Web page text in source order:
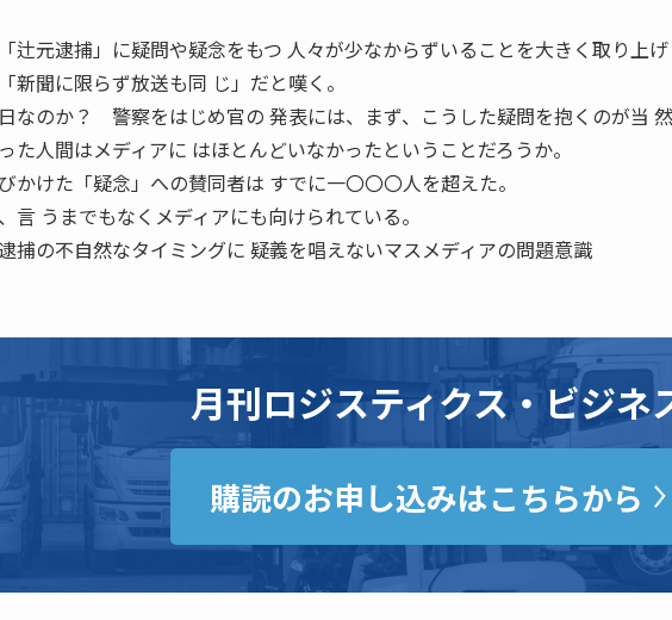
辻元逮捕」に疑問や疑念をもつ 人々が少なからずいることを大きく取り上
新聞に限らず放送も同 じ」だと嘆く。
なのか？ 警察をはじめ官の 発表には、まず、こうした疑問を抱くのが当
た人間はメディアに はほとんどいなかったということだろうか。
かけた「疑念」への賛同者は すでに一〇〇〇人を超えた。
言 うまでもなくメディアにも向けられている。
捕の不自然なタイミングに 疑義を唱えないマスメディアの問題意識
月刊ロジスティクス・ビジネ
購読のお申し込みはこちらから